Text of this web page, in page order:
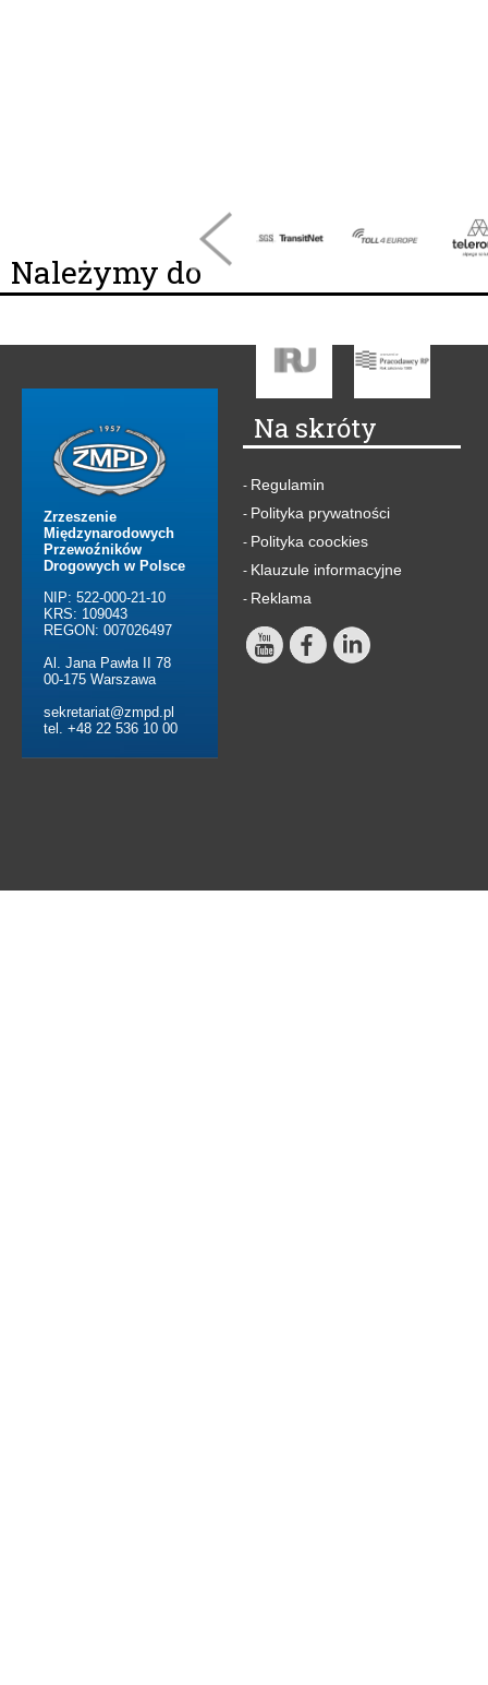
Należymy do
Zrzeszenie
Międzynarodowych
Przewoźników
Drogowych w Polsce
NIP: 522-000-21-10
KRS: 109043
REGON: 007026497
Al. Jana Pawła II 78
00-175 Warszawa
sekretariat@zmpd.pl
tel. +48 22 536 10 00
Na skróty
- Regulamin
- Polityka prywatności
- Polityka coockies
- Klauzule informacyjne
- Reklama